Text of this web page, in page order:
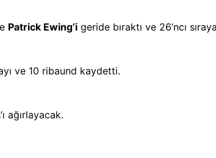
Patrick Ewing’i geride bıraktı ve 26’ncı
ve 10 ribaund kaydetti.
ağırlayacak.